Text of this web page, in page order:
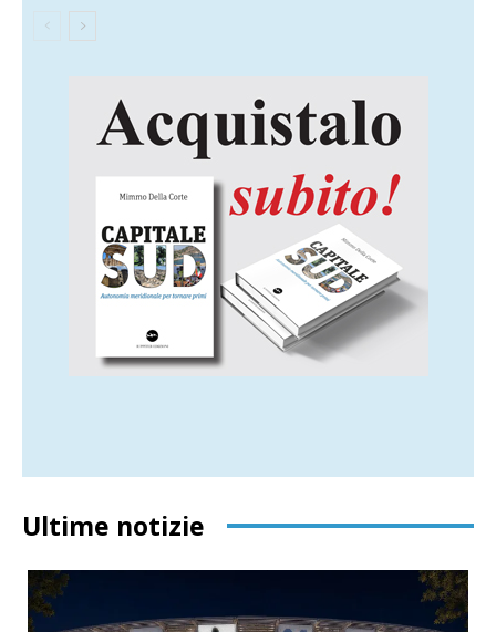
Parlamento una mozione per lo
Nella convinzione che ciò possa tornarle utile
per conservare poltrona e potere. E il peggio è
che non si fa alcuno scrupolo a farlo e con
l’appoggio della buona stampa che da «cane
da guardia del potere in difesa dei cittadini» si
è trasformata in «cane di compagnia del
potere», pronto a difenderlo da quei cittadini
Pubblicità